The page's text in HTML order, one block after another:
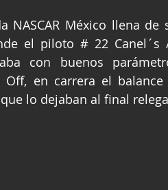
NASCAR México llena de
el piloto # 22 Canel´s
con buenos
en carrera el
lo dejaban al final